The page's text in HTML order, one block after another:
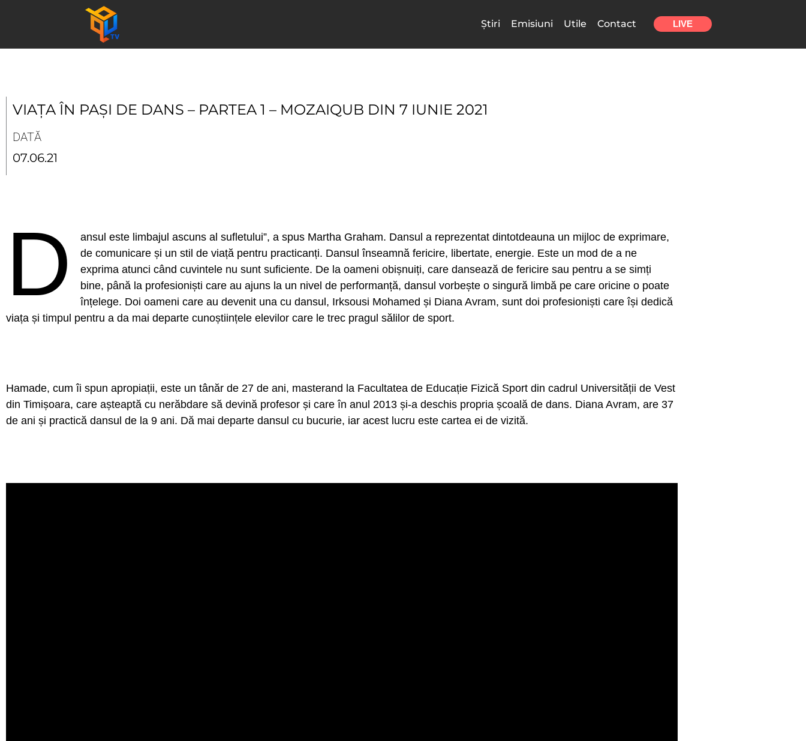
Știri Emisiuni Utile Contact LIVE
VIAȚA ÎN PAȘI DE DANS – PARTEA 1 – MOZAIQUB DIN 7 IUNIE 2021
DATĂ
07.06.21
D
ansul este limbajul ascuns al sufletului”, a spus Martha Graham. Dansul a reprezentat dintotdeauna un mijloc de exprimare,
de comunicare și un stil de viață pentru practicanți. Dansul înseamnă fericire, libertate, energie. Este un mod de a ne
exprima atunci când cuvintele nu sunt suficiente. De la oameni obișnuiți, care dansează de fericire sau pentru a se simți
bine, până la profesioniști care au ajuns la un nivel de performanță, dansul vorbește o singură limbă pe care oricine o poate
înțelege. Doi oameni care au devenit una cu dansul, Irksousi Mohamed și Diana Avram, sunt doi profesioniști care își dedică
viața și timpul pentru a da mai departe cunoștiințele elevilor care le trec pragul sălilor de sport.
Hamade, cum îi spun apropiații, este un tânăr de 27 de ani, masterand la Facultatea de Educație Fizică Sport din cadrul Universității de Vest
din Timișoara, care așteaptă cu nerăbdare să devină profesor și care în anul 2013 și-a deschis propria școală de dans. Diana Avram, are 37
de ani și practică dansul de la 9 ani. Dă mai departe dansul cu bucurie, iar acest lucru este cartea ei de vizită.